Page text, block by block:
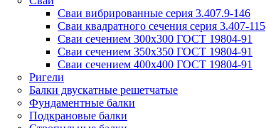
Сваи вибрированные серия 3.407.9-146
Сваи квадратного сечения серия 3.407-115
Сваи сечением 300х300 ГОСТ 19804-91
Сваи сечением 350х350 ГОСТ 19804-91
Сваи сечением 400х400 ГОСТ 19804-91
Ригели
Балки двускатные решетчатые
Фундаментные балки
Подкрановые балки